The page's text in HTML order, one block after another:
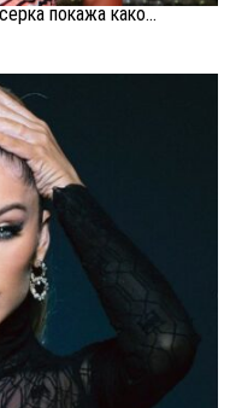
покажа како...